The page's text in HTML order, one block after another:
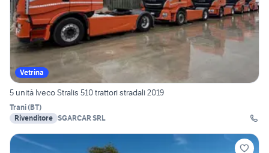
Vetrina
5 unità Iveco Stralis 510 trattori stradali 2019
Trani(BT)
Rivenditore SGARCAR SRL